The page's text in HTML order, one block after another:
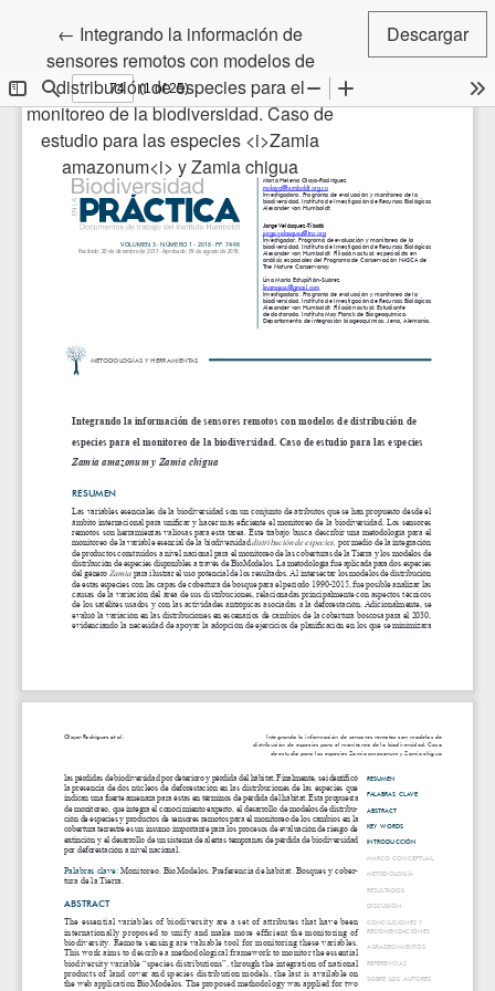
← Volver a los detalles del artículo
Integrando la información de
sensores remotos con modelos de
distribución de especies para el
monitoreo de la biodiversidad. Caso de
estudio para las especies <i>Zamia
amazonum<i> y Zamia chigua
Descargar